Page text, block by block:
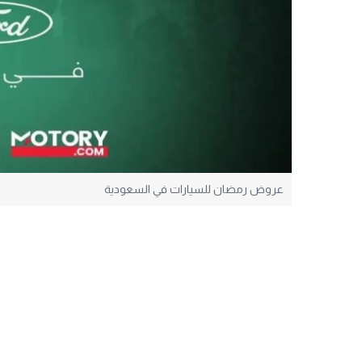
عروض رمضان للسيارات في السعودية